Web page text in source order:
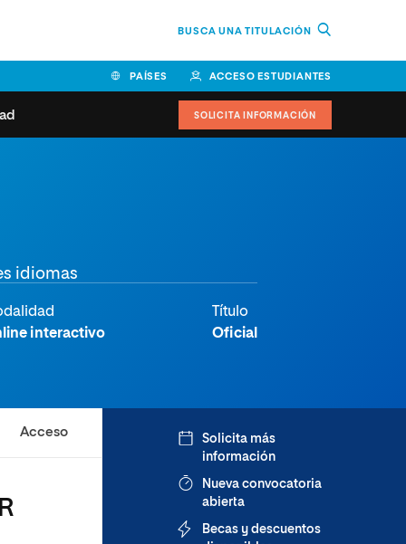
BUSCA UNA TITULACIÓN
PAÍSES
CANADÁ
PERÚ REPÚBLICA DOMINICANA
ACCESO ESTUDIANTES
SOLICITA INFORMACIÓN
idiomas
interactivo
Título
Oficial
Acceso
Solicita más
información
Nueva convocatoria
abierta
Becas y descuentos